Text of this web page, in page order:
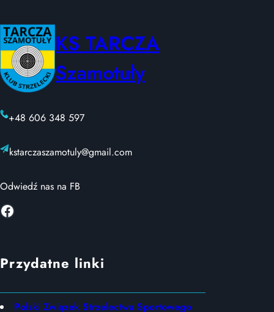
KS TARCZA
Szamotuły
+48 606 348 597
kstarczaszamotuly@gmail.com
Odwiedź nas na FB
Facebook
Przydatne linki
Polski Związek Strzelectwa Sportowego